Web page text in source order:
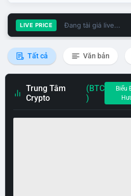
LIVE PRICE Đang tải giá live...
Tất cả Văn bản
Trung Tâm
Crypto
(BTC
)
Biểu